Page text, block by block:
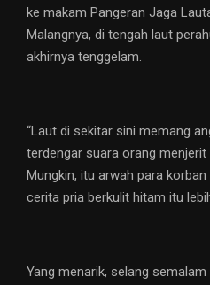
ke makam Pangeran Jaga
Malangnya, di tengah laut
akhirnya tenggelam.
“Laut di sekitar sini memang
terdengar suara orang
Mungkin, itu arwah para
cerita pria berkulit hitam itu
Yang menarik, selang